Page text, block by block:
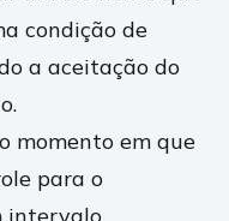
condição de
a aceitação do
momento em que
para o